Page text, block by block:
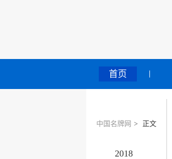
首页
中国名牌网 > 正文
2018